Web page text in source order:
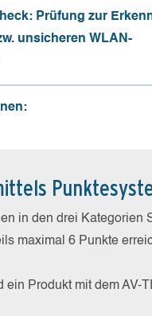
Prüfung zur
unsicheren WLAN-
in den drei Kategorien
maximal 6 Punkte
ein Produkt mit dem AV-